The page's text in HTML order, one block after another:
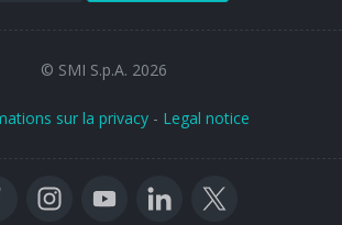
© SMI S.p.A. 2026
sur la privacy- Legal notice